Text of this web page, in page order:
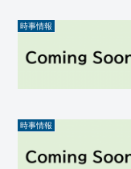
時事情報
時事情報